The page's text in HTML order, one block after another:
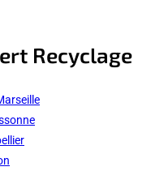
Recyclage